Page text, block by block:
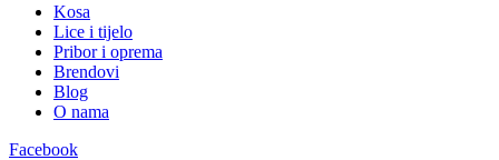
Kosa
Lice i tijelo
Pribor i oprema
Brendovi
Blog
O nama
Facebook